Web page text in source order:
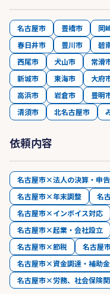
名古屋市 豊橋市 岡
春日井市
豊川市 碧
西尾市
犬山市 常滑
新城市
東海市 大府
高浜市
岩倉市 豊明
清須市
北名古屋市
依頼内容
名古屋市×法人の決算・申告
名古屋市×年末調整
名
名古屋市×インボイス対応
名古屋市×起業・会社設立
名古屋市×節税
名古屋
名古屋市×資金調達・補助
名古屋市×労務、社会保険